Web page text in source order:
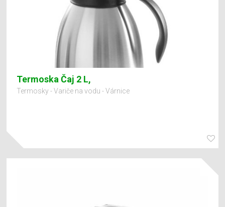
Termoska Čaj 2 L,
Termosky - Variče na vodu - Várnice